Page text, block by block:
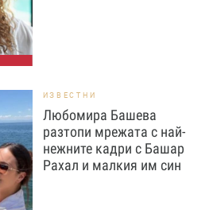
ИЗВЕСТНИ
Любомира Башева
разтопи мрежата с най-
нежните кадри с Башар
Рахал и малкия им син